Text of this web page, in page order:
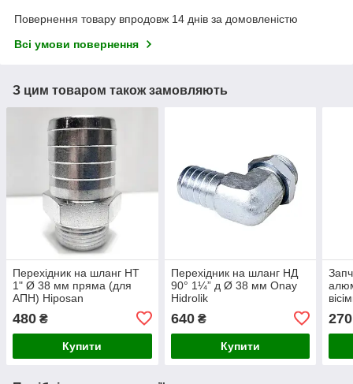
Повернення товару впродовж 14 днів за домовленістю
Всі умови повернення
З цим товаром також замовляють
Перехідник на шланг НТ
1" Ø 38 мм пряма (для
АПН) Hiposan
480 ₴
Купити
Перехідник на шланг НД
90° 1¼” д Ø 38 мм Onay
Hidrolik
640₴
Купити
270